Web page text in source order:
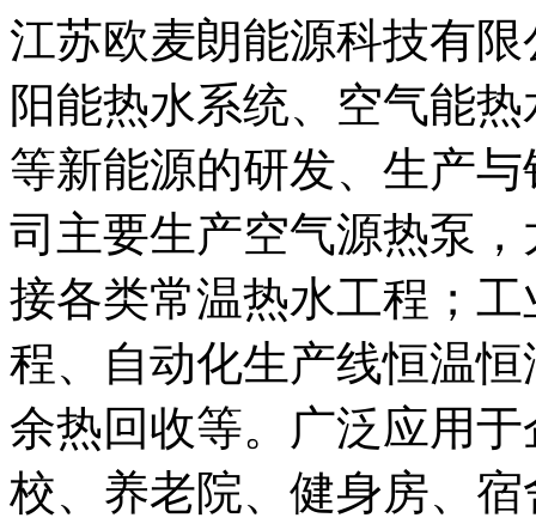
江苏欧麦朗能源科技有
阳能热水系统、空气能
等新能源的研发、生产
司主要生产空气源热泵
接各类常温热水工程；
程、自动化生产线恒温
余热回收等。广泛应用
校、养老院、健身房、